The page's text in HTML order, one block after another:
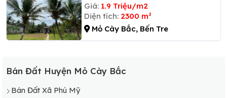
Giá: 1.9 Triệu/m2
Diện tích: 2300 m²
Mỏ Cày Bắc, Bến Tre
Bán Đất Huyện Mỏ Cày Bắc
Bán Đất Xã Phú Mỹ